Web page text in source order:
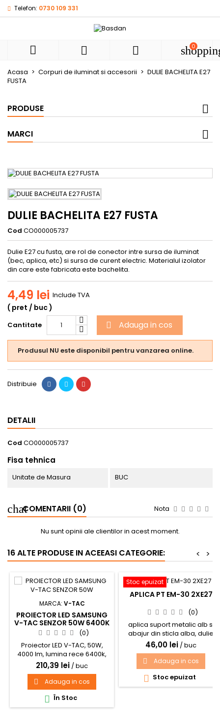
Telefon: 0730 109 331
   0
Acasa Corpuri de iluminat si accesorii
DULIE BACHELITA E27
FUSTA
PRODUSE
MARCI
DULIE BACHELITA E27 FUSTA
Cod CO000005737
Dulie E27 cu fusta, are rol de conector intre sursa de iluminat
(bec, aplica, etc) si sursa de curent electric. Materialul izolator
din care este fabricata este bachelita.
4,49 lei
( pret / buc )
Include TVA
Cantitate  Adauga in cos
Produsul NU este disponibil pentru vanzarea online.
Distribuie
DETALII
Cod CO000005737
Fisa tehnica
Unitate de Masura BUC
COMENTARII (0) Nota
Nu sunt opinii ale clientilor in acest moment.
16 ALTE PRODUSE IN ACEEASI CATEGORIE: >
<
MARCA: V-TAC
PROIECTOR LED SAMSUNG
V-TAC SENZOR 50W 6400K
(0)
Proiector LED V-TAC, 50W,
4000 lm, lumina rece 6400k,
IP65, Aluminiu, Negru cu
senzor prezenta miscare 180
grade
210,39 lei / buc
 Adauga in cos
 În Stoc
Stoc epuizat
APLICA PT EM-30 2XE27
(0)
aplica suport metalic alb si
abajur din sticla alba, dulie
2xe27 D30cm
46,00 lei / buc
 Adauga in cos
 Stoc epuizat
My wishlists
Create new
((title))
((label))
Autentificare
Ai nevoie sa fii autentificat pentru a salva produsele in
de dorinte.